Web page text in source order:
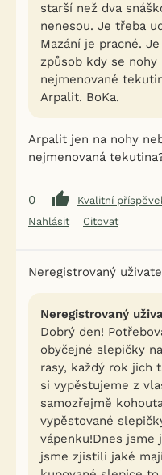
starší než dva
nenesou. Je třeba
Mazání je pracné.
způsob kdy se nohy
nejmenované
Arpalit. BoKa.
Arpalit jen na nohy
nejmenovaná
0
Kvalitní
Nahlásit
Citovat
Neregistrovaný
Neregistrovaný
Dobrý den!
obyčejné slepičky
rasy, každý rok jich
si vypěstujeme z
samozřejmě
vypěstované
vápenku!Dnes jsme
jsme zjistili jaké